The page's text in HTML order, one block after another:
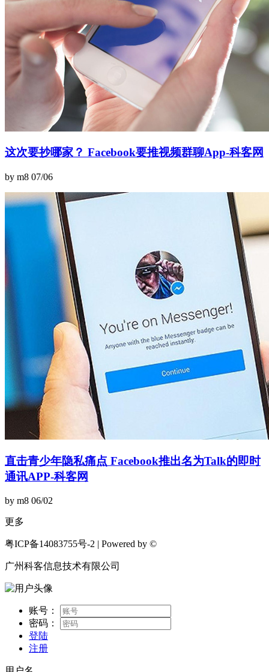
这次要抄哪家？ Facebook要推视频群聊App-科客网
by m8 07/06
直击青少年隐私痛点 Facebook推出名为Talk的即时
通讯APP-科客网
by m8 06/02
更多
粤ICP备14083755号-2 | Powered by ©
广州科客信息技术有限公司
账号：
密码：
登陆
注册